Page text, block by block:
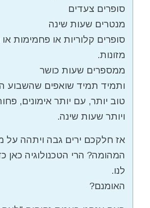
סופרים צעדים
מנטרים שעות שינה
סופרים קלוריות או פחמימות או
מזונות.
ממספרים שעות כושר
ותמיד תמיד שואפים שהשבוע
טוב יותר, עם יותר אימונים,
ויותר שעות שינה.
אז חלקכם ירים גבה ויתהה על
המהומה? הרי הטכנולוגיה כאן
לנו.
האומנם?